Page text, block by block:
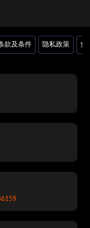
款及条件 隐私政策 负